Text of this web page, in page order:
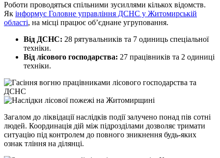
Роботи проводяться спільними зусиллями кількох відомств.
Як інформує Головне управління ДСНС у Житомирській
області, на місці працює об’єднане угруповання.
Від ДСНС: 28 рятувальників та 7 одиниць спеціальної
техніки.
Від лісового господарства: 27 працівників та 2 одиниці
техніки.
Загалом до ліквідації наслідків події залучено понад пів сотні
людей. Координація дій між підрозділами дозволяє тримати
ситуацію під контролем до повного зникнення будь-яких
ознак тління на ділянці.